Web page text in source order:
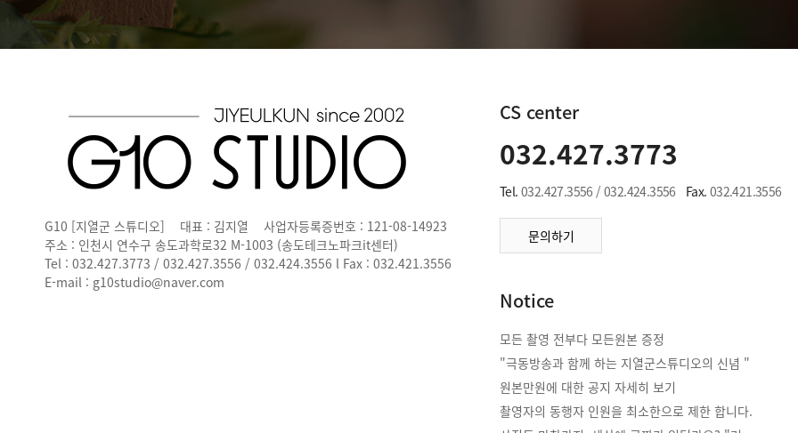
G10 [지열군 스튜디오] 대표 : 김지열
사업자등록증번호 : 121-08-14923
주소 : 인천시 연수구 송도과학로32 M-1003 (송도테크노파크it센터)
Tel : 032.427.3773 / 032.427.3556 / 032.424.3556 l Fax : 032.421.3556
E-mail : g10studio@naver.com
CS center
032.427.3773
Tel. 032.427.3556 / 032.424.3556 Fax. 032.421.3556
문의하기
Notice
모든 촬영 전부다 모든원본 증정
"극동방송과 함께 하는 지열군스튜디오의 신념 "
원본만원에 대한 공지 자세히 보기
촬영자의 동행자 인원을 최소한으로 제한 합니다.